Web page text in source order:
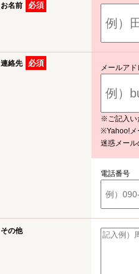
お名前 必須
連絡先 必須 メールアド
※ご記入い
※Yahoo!メ
迷惑メール
電話番号
その他